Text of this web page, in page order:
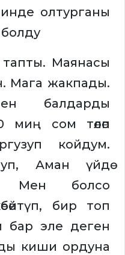
олтурганы
Маянасы
Мага жакпады.
балдарды
миң сом төлөп
койдум.
Аман үйдө
Мен болсо
бир топ
бар эле деген
киши ордуна